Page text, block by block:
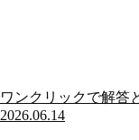
ワンクリックで解答
2026.06.14